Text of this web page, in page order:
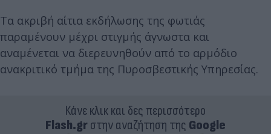
Τα ακριβή αίτια εκδήλωσης της φωτιάς
παραμένουν μέχρι στιγμής άγνωστα και
αναμένεται να διερευνηθούν από το αρμόδιο
ανακριτικό τμήμα της Πυροσβεστικής Υπηρεσίας.
Κάνε κλικ και δες περισσότερο
Flash.grστην αναζήτηση της Google